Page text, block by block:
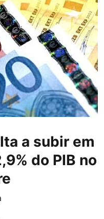
a subir em
do PIB no